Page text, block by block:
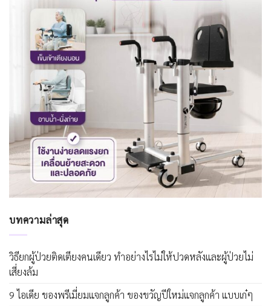
บทความล่าสุด
วิธียกผู้ป่วยติดเตียงคนเดียว ทำอย่างไรไม่ให้ปวดหลังและผู้ป่วยไม่
เสี่ยงล้ม
9 ไอเดีย ของพรีเมี่ยมแจกลูกค้า ของขวัญปีใหม่แจกลูกค้า แบบเก๋ๆ